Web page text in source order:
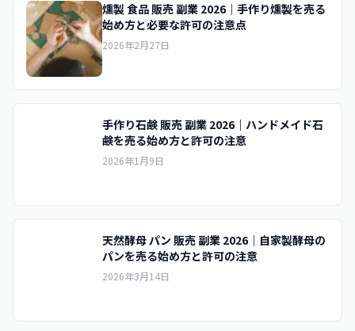
燻製 食品 販売 副業 2026｜手作り燻製を売る
始め方と必要な許可の注意点
2026年2月27日
手作り石鹸 販売 副業 2026｜ハンドメイド石
鹸を売る始め方と許可の注意
2026年1月9日
天然酵母 パン 販売 副業 2026｜自家製酵母の
パンを売る始め方と許可の注意
2026年3月14日